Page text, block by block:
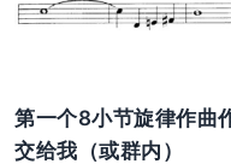
第一个8小节旋律作曲
交给我（或群内）